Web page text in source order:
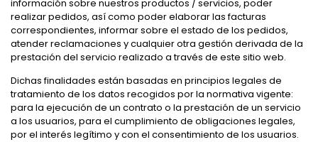
información sobre nuestros productos / servicios, poder
realizar pedidos, así como poder elaborar las facturas
correspondientes, informar sobre el estado de los pedidos,
atender reclamaciones y cualquier otra gestión derivada de la
prestación del servicio realizado a través de este sitio web.
Dichas finalidades están basadas en principios legales de
tratamiento de los datos recogidos por la normativa vigente:
para la ejecución de un contrato o la prestación de un servicio
a los usuarios, para el cumplimiento de obligaciones legales,
por el interés legítimo y con el consentimiento de los usuarios.